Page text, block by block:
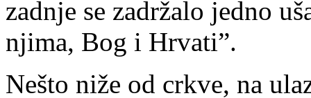
zadnje se zadržalo jedno
njima, Bog i Hrvati”.
Nešto niže od crkve, na